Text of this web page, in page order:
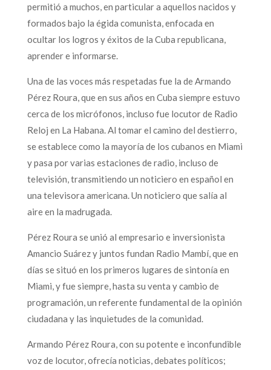
permitió a muchos, en particular a aquellos nacidos y
formados bajo la égida comunista, enfocada en
ocultar los logros y éxitos de la Cuba republicana,
aprender e informarse.
Una de las voces más respetadas fue la de Armando
Pérez Roura, que en sus años en Cuba siempre estuvo
cerca de los micrófonos, incluso fue locutor de Radio
Reloj en La Habana. Al tomar el camino del destierro,
se establece como la mayoría de los cubanos en Miami
y pasa por varias estaciones de radio, incluso de
televisión, transmitiendo un noticiero en español en
una televisora americana. Un noticiero que salía al
aire en la madrugada.
Pérez Roura se unió al empresario e inversionista
Amancio Suárez y juntos fundan Radio Mambí, que en
días se situó en los primeros lugares de sintonía en
Miami, y fue siempre, hasta su venta y cambio de
programación, un referente fundamental de la opinión
ciudadana y las inquietudes de la comunidad.
Armando Pérez Roura, con su potente e inconfundible
voz de locutor, ofrecía noticias, debates políticos;